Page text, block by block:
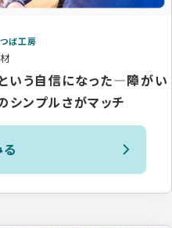
ば工房
いう自信になった―障がい
ンプルさがマッチ